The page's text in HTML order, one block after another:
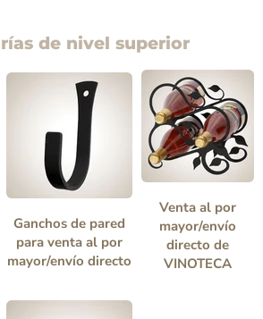
de nivel superior
Ganchos de pared
para venta al por
mayor/envío directo
Venta al por
mayor/envío
directo de
VINOTECA